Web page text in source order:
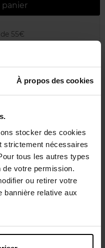
À propos des cookies
stocker des cookies
strictement nécessaires
tous les autres types
votre permission.
ou retirer votre
bannière relative aux
panier
55€
aux avis des clients
peut-être